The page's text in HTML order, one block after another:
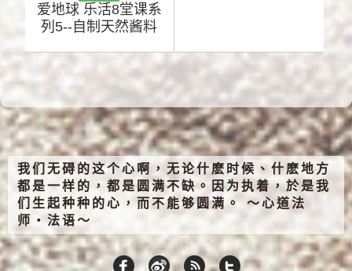
爱地球 乐活8堂课系
列5--自制天然酱料
我们无碍的这个心啊，无论什麽时候、什麽地方
都是一样的，都是圆满不缺。因为执着，於是我
们生起种种的心，而不能够圆满。 ～心道法
师‧法语～